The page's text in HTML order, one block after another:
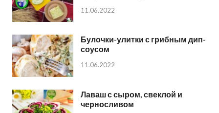
11.06.2022
Булочки-улитки с грибным дип-
соусом
11.06.2022
Лаваш с сыром, свеклой и
черносливом